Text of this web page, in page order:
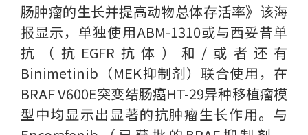
肠肿瘤的生长并提高动物总体存活率》该海
报显示，单独使用ABM-1310或与西妥昔单
抗（抗EGFR抗体）和/或者还有
Binimetinib（MEK抑制剂）联合使用，在
BRAF V600E突变结肠癌HT-29异种移植瘤模
型中均显示出显著的抗肿瘤生长作用。与